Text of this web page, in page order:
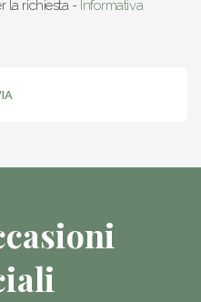
la richiesta - Informativa